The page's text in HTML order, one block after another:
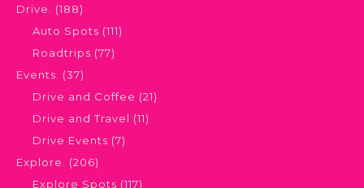
Drive. (188)
Auto Spots (111)
Roadtrips (77)
Events. (37)
Drive and Coffee (21)
Drive and Travel (11)
Drive Events (7)
Explore. (206)
Explore Spots (117)